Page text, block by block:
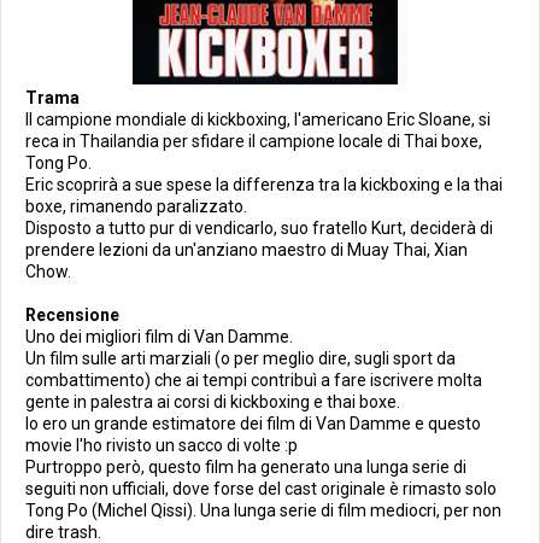
Trama
Il campione mondiale di kickboxing, l'americano Eric Sloane, si
reca in Thailandia per sfidare il campione locale di Thai boxe,
Tong Po.
Eric scoprirà a sue spese la differenza tra la kickboxing e la thai
boxe, rimanendo paralizzato.
Disposto a tutto pur di vendicarlo, suo fratello Kurt, deciderà di
prendere lezioni da un'anziano maestro di Muay Thai, Xian
Chow.
Recensione
Uno dei migliori film di Van Damme.
Un film sulle arti marziali (o per meglio dire, sugli sport da
combattimento) che ai tempi contribuì a fare iscrivere molta
gente in palestra ai corsi di kickboxing e thai boxe.
Io ero un grande estimatore dei film di Van Damme e questo
movie l'ho rivisto un sacco di volte :p
Purtroppo però, questo film ha generato una lunga serie di
seguiti non ufficiali, dove forse del cast originale è rimasto solo
Tong Po (Michel Qissi). Una lunga serie di film mediocri, per non
dire trash.